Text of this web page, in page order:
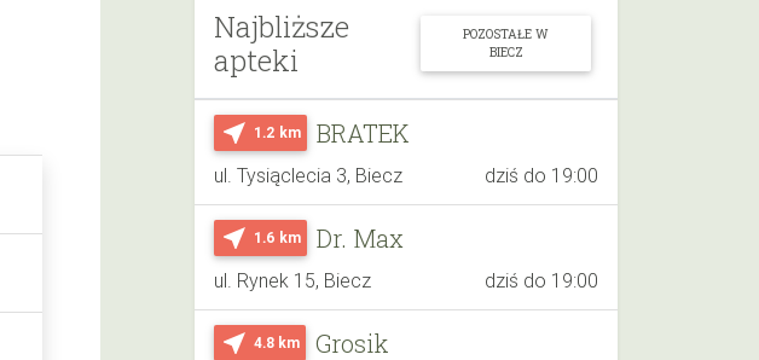
Najbliższe
apteki
POZOSTAŁE W
BIECZ
near_me 1.2 km BRATEK
ul. Tysiąclecia 3, Biecz dziś do 19:00
near_me 1.6 km Dr. Max
ul. Rynek 15, Biecz dziś do 19:00
near_me 4.8 km Grosik